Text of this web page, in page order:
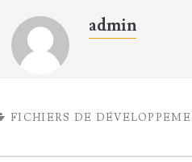
admin
FICHIERS DE